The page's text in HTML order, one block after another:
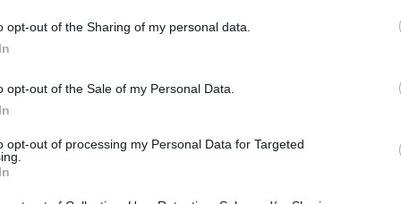
opt-out of the Sharing of my personal data.
opt-out of the Sale of my Personal Data.
opt-out of processing my Personal Data for Targeted
το δικαίωμα ελέγχου των σχολίων, τα οποία εκφράζουν
τους.